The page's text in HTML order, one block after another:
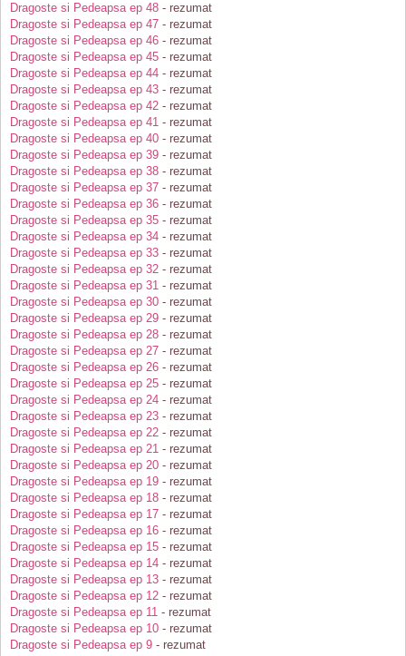
Dragoste si Pedeapsa ep 48 - rezumat
Dragoste si Pedeapsa ep 47 - rezumat
Dragoste si Pedeapsa ep 46 - rezumat
Dragoste si Pedeapsa ep 45 - rezumat
Dragoste si Pedeapsa ep 44 - rezumat
Dragoste si Pedeapsa ep 43 - rezumat
Dragoste si Pedeapsa ep 42 - rezumat
Dragoste si Pedeapsa ep 41 - rezumat
Dragoste si Pedeapsa ep 40 - rezumat
Dragoste si Pedeapsa ep 39 - rezumat
Dragoste si Pedeapsa ep 38 - rezumat
Dragoste si Pedeapsa ep 37 - rezumat
Dragoste si Pedeapsa ep 36 - rezumat
Dragoste si Pedeapsa ep 35 - rezumat
Dragoste si Pedeapsa ep 34 - rezumat
Dragoste si Pedeapsa ep 33 - rezumat
Dragoste si Pedeapsa ep 32 - rezumat
Dragoste si Pedeapsa ep 31 - rezumat
Dragoste si Pedeapsa ep 30 - rezumat
Dragoste si Pedeapsa ep 29 - rezumat
Dragoste si Pedeapsa ep 28 - rezumat
Dragoste si Pedeapsa ep 27 - rezumat
Dragoste si Pedeapsa ep 26 - rezumat
Dragoste si Pedeapsa ep 25 - rezumat
Dragoste si Pedeapsa ep 24 - rezumat
Dragoste si Pedeapsa ep 23 - rezumat
Dragoste si Pedeapsa ep 22 - rezumat
Dragoste si Pedeapsa ep 21 - rezumat
Dragoste si Pedeapsa ep 20 - rezumat
Dragoste si Pedeapsa ep 19 - rezumat
Dragoste si Pedeapsa ep 18 - rezumat
Dragoste si Pedeapsa ep 17 - rezumat
Dragoste si Pedeapsa ep 16 - rezumat
Dragoste si Pedeapsa ep 15 - rezumat
Dragoste si Pedeapsa ep 14 - rezumat
Dragoste si Pedeapsa ep 13 - rezumat
Dragoste si Pedeapsa ep 12 - rezumat
Dragoste si Pedeapsa ep 11 - rezumat
Dragoste si Pedeapsa ep 10 - rezumat
Dragoste si Pedeapsa ep 9 - rezumat